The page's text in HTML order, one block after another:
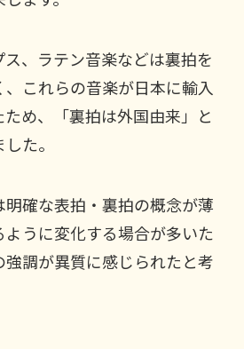
、ラテン音楽などは裏拍を
これらの音楽が日本に輸入
め、「裏拍は外国由来」と
た。
明確な表拍・裏拍の概念が薄
うに変化する場合が多いた
調が異質に感じられたと考